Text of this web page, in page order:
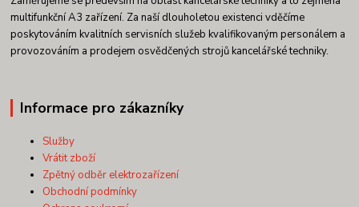
multifunkční A3 zařízení. Za naší dlouholetou existenci vděčíme
poskytováním kvalitních servisních služeb kvalifikovaným personálem a
provozováním a prodejem osvědčených strojů kancelářské techniky.
Informace pro zákazníky
Služby
Vrátit zboží
Zpětný odběr elektrozařízení
Obchodní podmínky